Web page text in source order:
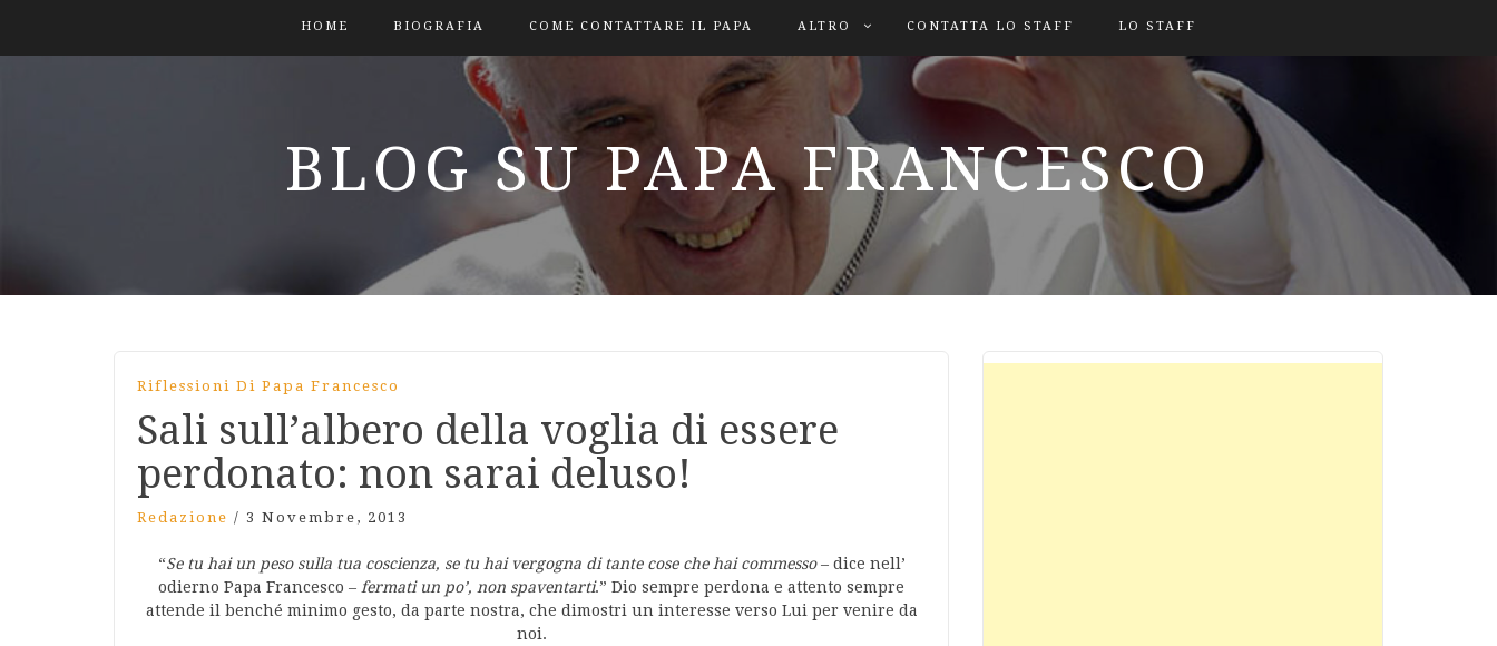
HOME BIOGRAFIA COME CONTATTARE IL PAPA ALTRO CONTATTA LO STAFF LO STAFF
BLOG SU PAPA FRANCESCO
Riflessioni Di Papa Francesco
Sali sull’albero della voglia di essere
perdonato: non sarai deluso!
Redazione / 3 Novembre, 2013
“Se tu hai un peso sulla tua coscienza, se tu hai vergogna di tante cose che hai commesso– dice nell’
odierno Papa Francesco – fermati un po’, non spaventarti.” Dio sempre perdona e attento sempre
attende il benché minimo gesto, da parte nostra, che dimostri un interesse verso Lui per venire da
noi.